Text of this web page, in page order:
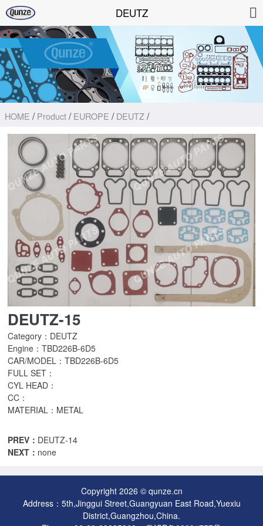
DEUTZ
HOME /Product/EUROPE /DEUTZ/
DEUTZ-15
Category：DEUTZ
Engine：TBD226B-6D5
CAR/MODEL：TBD226B-6D5
FULL SET：
CYL HEAD：
CC：
MATERIAL：METAL
PREV： DEUTZ-14
NEXT： none
Copyright 2026 © qunze.cn
Address：5th,Jinggui Street,Guangyuan East Road,Yuexiu
District,Guangzhou,China.